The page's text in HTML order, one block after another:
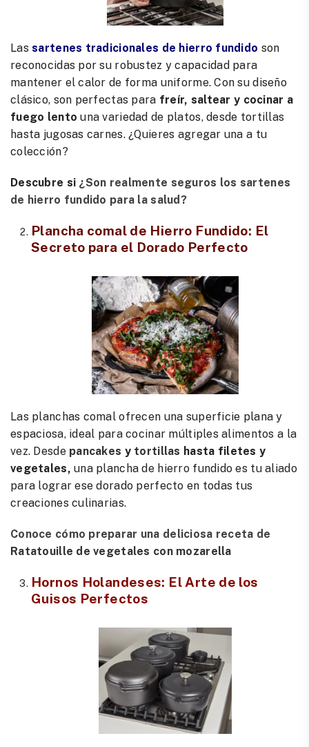
Lassartenes tradicionales de hierro fundido son
reconocidas por su robustez y capacidad para
mantener el calor de forma uniforme. Con su diseño
clásico, son perfectas para freír, saltear y cocinar a
fuego lentouna variedad de platos, desde tortillas
hasta jugosas carnes. ¿Quieres agregar una a tu
colección?
Descubre si ¿Son realmente seguros los sartenes
de hierro fundido para la salud?
Plancha comal de Hierro Fundido: El
Secreto para el Dorado Perfecto
Las planchas comal ofrecen una superficie plana y
espaciosa, ideal para cocinar múltiples alimentos a la
vez. Desde pancakes ytortillas hasta filetes y
vegetales, una plancha de hierro fundido es tu aliado
para lograr ese dorado perfecto en todas tus
creaciones culinarias.
Conoce cómo preparar una deliciosa receta de
Ratatouille de vegetales con mozarella
Hornos Holandeses: El Arte de los
Guisos Perfectos